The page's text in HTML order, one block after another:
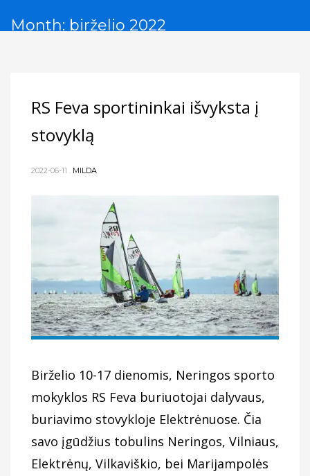
Month: birželio 2022
RS Feva sportininkai išvyksta į
stovyklą
2022-06-11 . MILDA
Birželio 10-17 dienomis, Neringos sporto
mokyklos RS Feva buriuotojai dalyvaus,
buriavimo stovykloje Elektrėnuose. Čia
savo įgūdžius tobulins Neringos, Vilniaus,
Elektrėnų, Vilkaviškio, bei Marijampolės